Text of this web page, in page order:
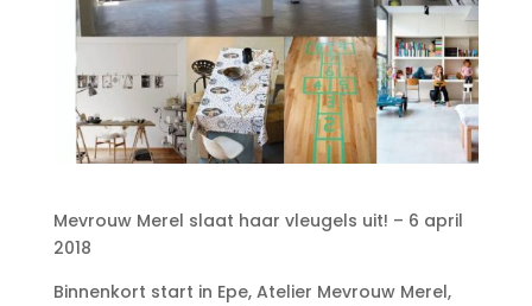
Mevrouw Merel slaat haar vleugels uit! – 6 april
2018
Binnenkort start in Epe, Atelier Mevrouw Merel,